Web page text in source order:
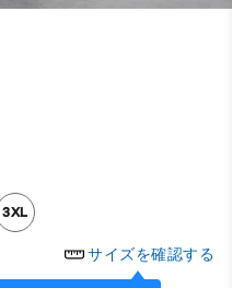
3XL
サイズを確認する